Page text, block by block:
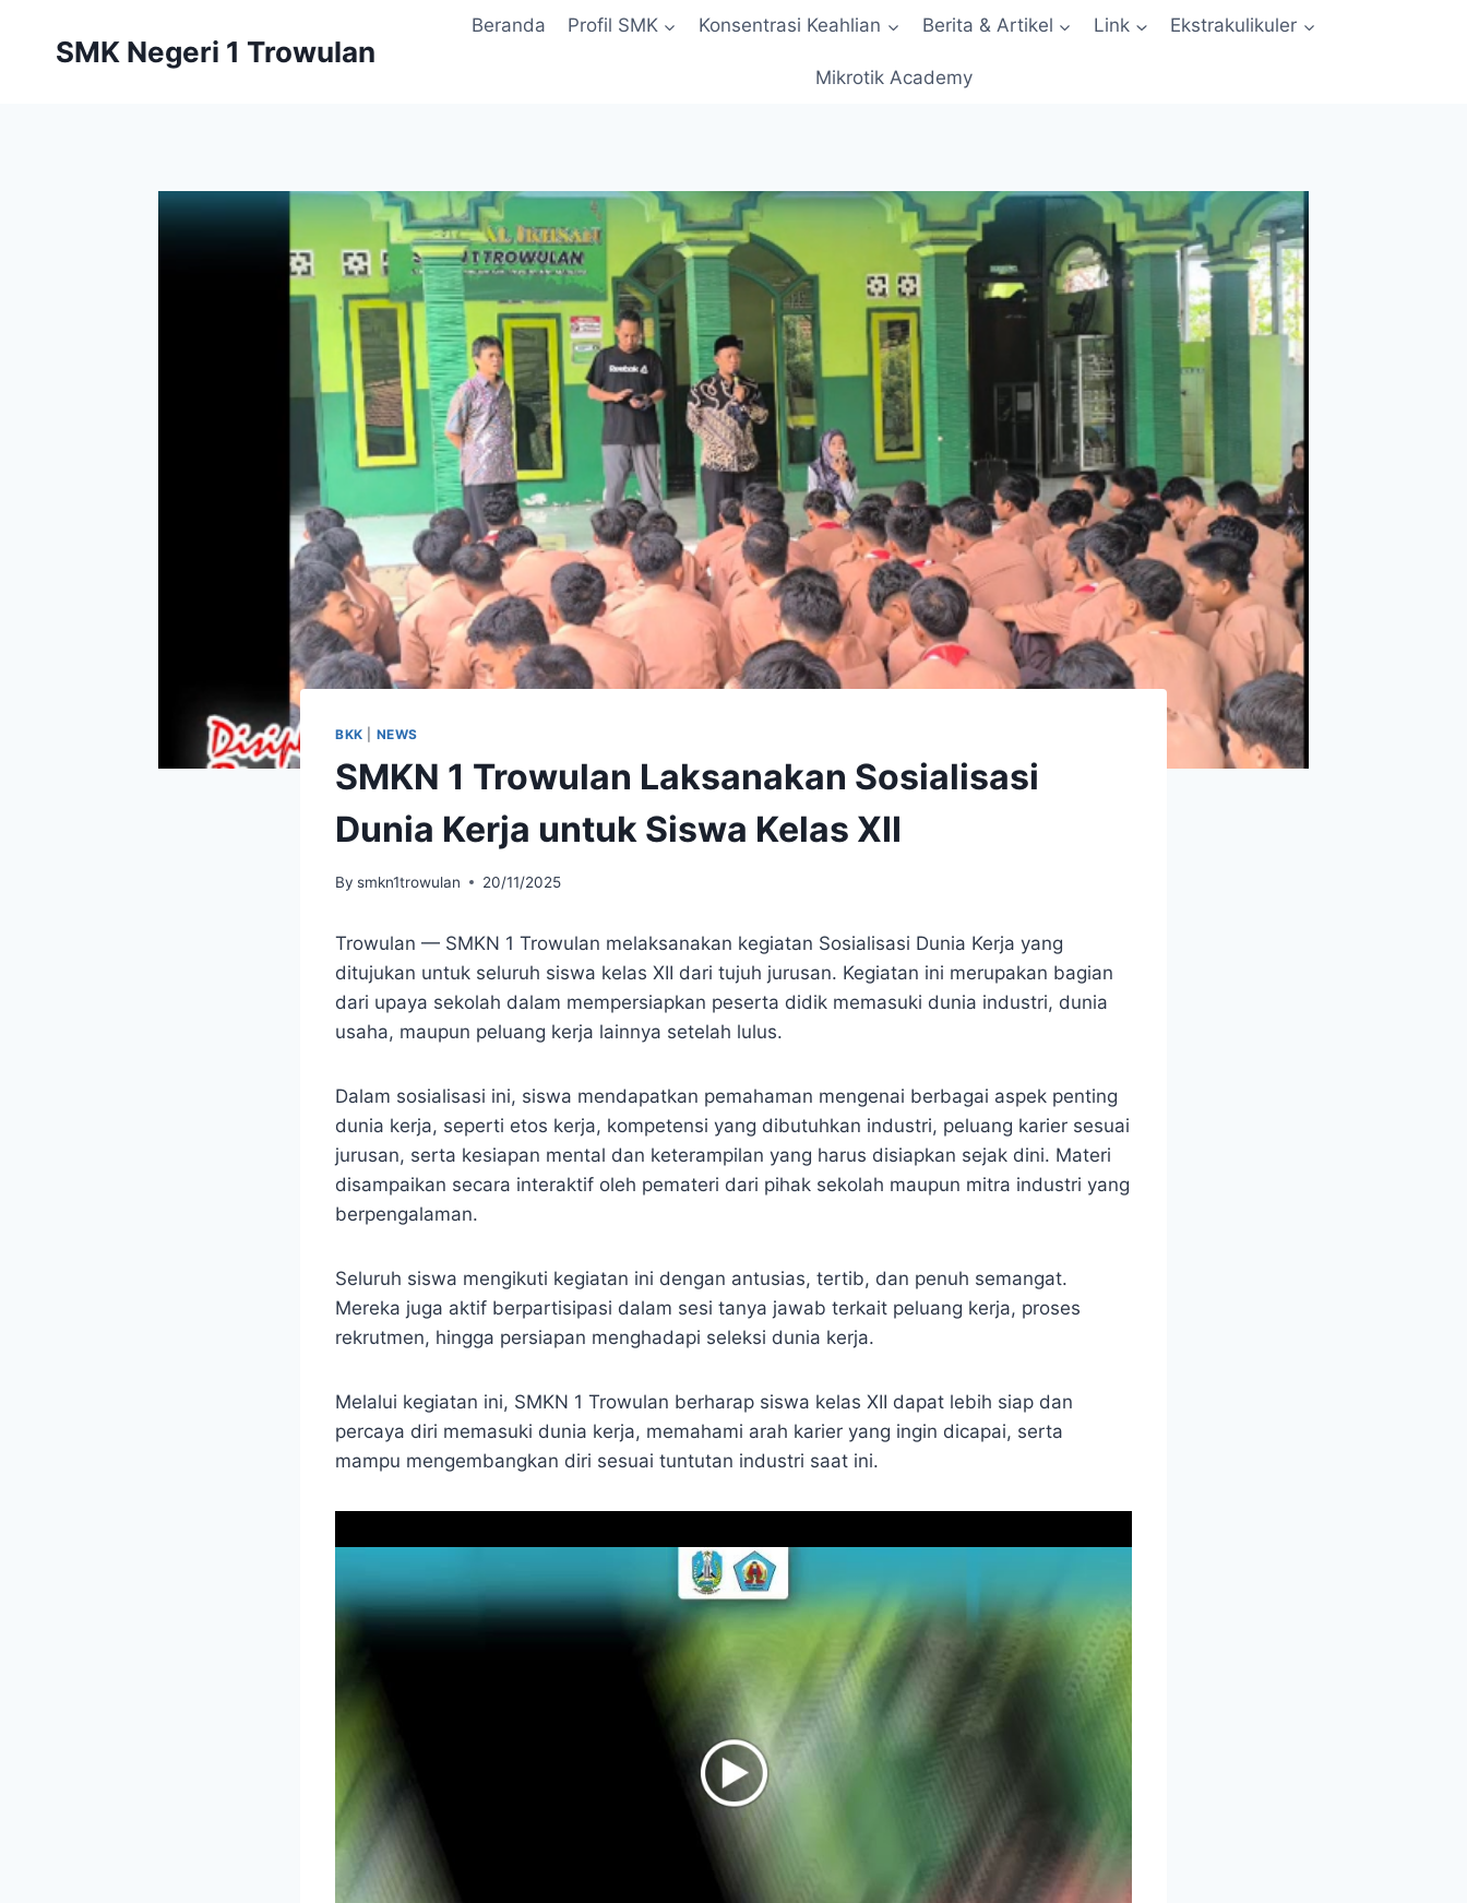
SMK Negeri 1 Trowulan
Beranda Profil SMK Konsentrasi Keahlian Berita & Artikel Link Ekstrakulikuler
Mikrotik Academy
BKK NEWS
SMKN 1 Trowulan Laksanakan Sosialisasi
Dunia Kerja untuk Siswa Kelas XII
By smkn1trowulan 20/11/2025
Trowulan — SMKN 1 Trowulan melaksanakan kegiatan Sosialisasi Dunia Kerja yang
ditujukan untuk seluruh siswa kelas XII dari tujuh jurusan. Kegiatan ini merupakan bagian
dari upaya sekolah dalam mempersiapkan peserta didik memasuki dunia industri, dunia
usaha, maupun peluang kerja lainnya setelah lulus.
Dalam sosialisasi ini, siswa mendapatkan pemahaman mengenai berbagai aspek penting
dunia kerja, seperti etos kerja, kompetensi yang dibutuhkan industri, peluang karier sesuai
jurusan, serta kesiapan mental dan keterampilan yang harus disiapkan sejak dini. Materi
disampaikan secara interaktif oleh pemateri dari pihak sekolah maupun mitra industri yang
berpengalaman.
Seluruh siswa mengikuti kegiatan ini dengan antusias, tertib, dan penuh semangat.
Mereka juga aktif berpartisipasi dalam sesi tanya jawab terkait peluang kerja, proses
rekrutmen, hingga persiapan menghadapi seleksi dunia kerja.
Melalui kegiatan ini, SMKN 1 Trowulan berharap siswa kelas XII dapat lebih siap dan
percaya diri memasuki dunia kerja, memahami arah karier yang ingin dicapai, serta
mampu mengembangkan diri sesuai tuntutan industri saat ini.